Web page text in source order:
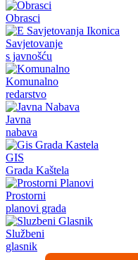
Obrasci
Savjetovanje
s javnošću
Komunalno
redarstvo
Javna
nabava
GIS
Grada Kaštela
Prostorni
planovi grada
Službeni
glasnik